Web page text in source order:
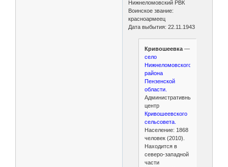
Нижнеломовский РВК
Воинское звание:
красноармеец
Дата выбытия: 22.11.1943
Кривошеевка —
село
Нижнеломовского
района
Пензенской
области.
Административный
центр
Кривошеевского
сельсовета.
Население: 1868
человек (2010).
Находится в
северо-западной
части